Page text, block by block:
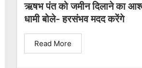
ऋषभ पंत को जमीन दिलाने का
धामी बोले- हरसंभव मदद करेंगे
Read More